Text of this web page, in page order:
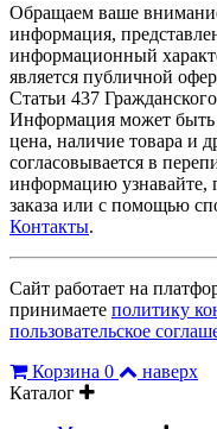
Обращаем ваше
информация,
информационный
является публичной
Статьи 437
Информация может быть
цена, наличие товара и
согласовывается в
информацию узнавайте,
заказа или с помощью
Контакты.
Сайт работает на
принимаете политику
пользовательское
Корзина 0
наверх
Каталог